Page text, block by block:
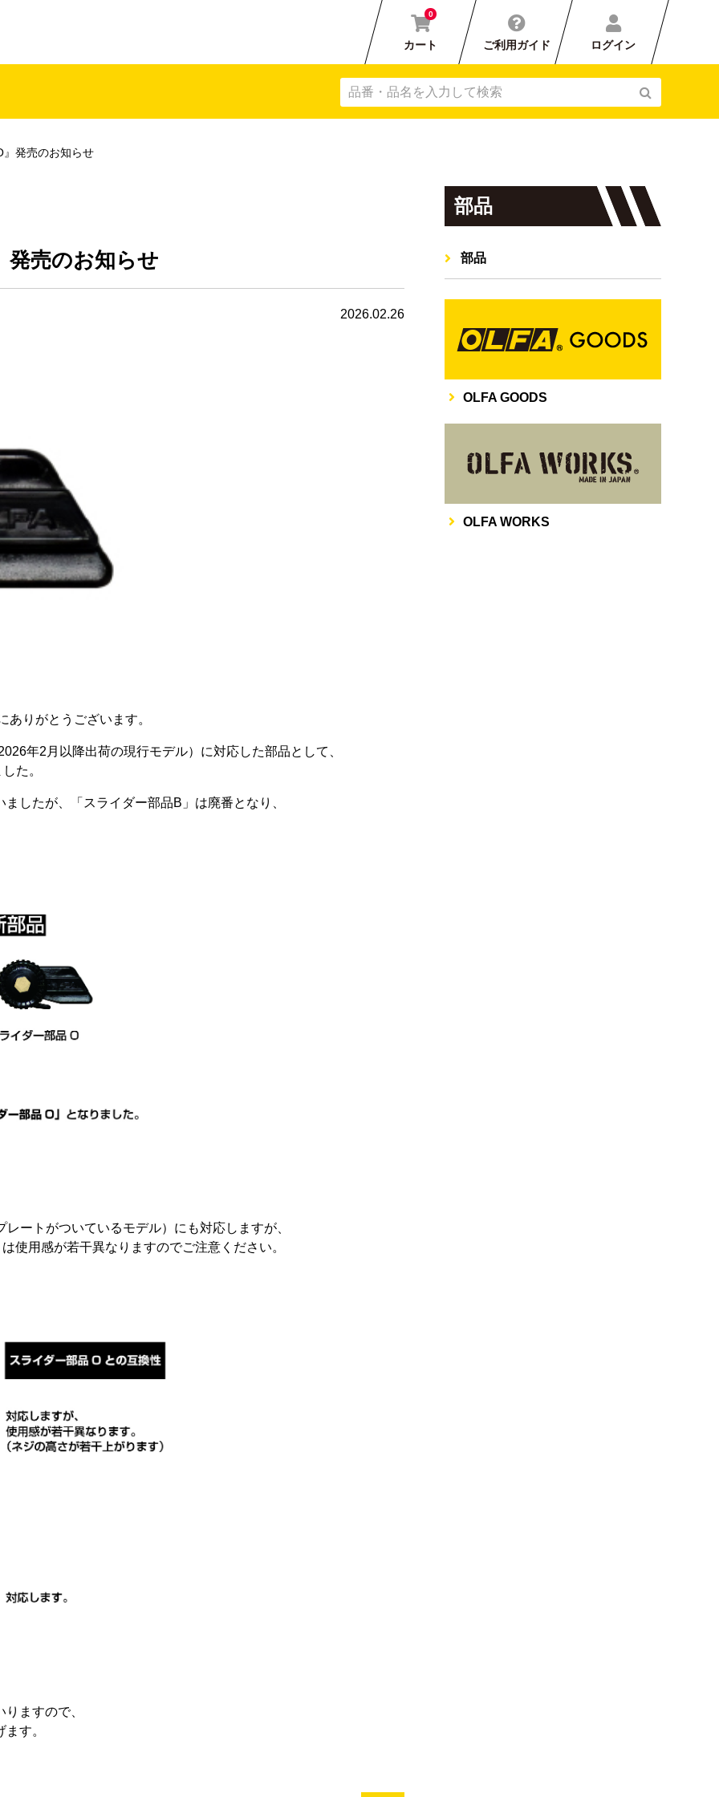
カート
0
ご利用ガイド ログイン
刃カバー
ワッシャー その他
発売のお知らせ
発売のお知らせ
2026.02.26
りがとうございます。
年2月以降出荷の現行モデル）に対応した部品として、
た。
したが、「スライダー部品B」は廃番となり、
ートがついているモデル）にも対応しますが、
使用感が若干異なりますのでご注意ください。
ますので、
す。
部品
部品
OLFA GOODS
OLFA WORKS